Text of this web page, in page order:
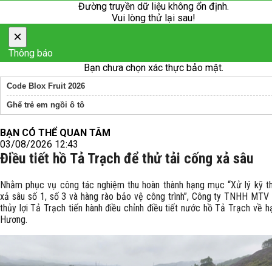
Đường truyền dữ liệu không ổn định.
Vui lòng thử lại sau!
×
Thông báo
Bạn chưa chọn xác thực bảo mật.
Code Blox Fruit 2026
Ghế trẻ em ngồi ô tô
BẠN CÓ THỂ QUAN TÂM
03/08/2026 12:43
Điều tiết hồ Tả Trạch để thử tải cống xả sâu
Nhằm phục vụ công tác nghiệm thu hoàn thành hạng mục “Xử lý kỹ
xả sâu số 1, số 3 và hàng rào bảo vệ công trình”, Công ty TNHH MTV
thủy lợi Tả Trạch tiến hành điều chỉnh điều tiết nước hồ Tả Trạch về
Hương.